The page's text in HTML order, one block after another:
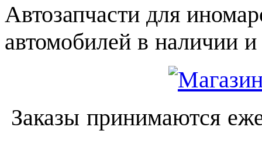
Автозапчасти для
автомобилей в наличии и
Заказы принимаются